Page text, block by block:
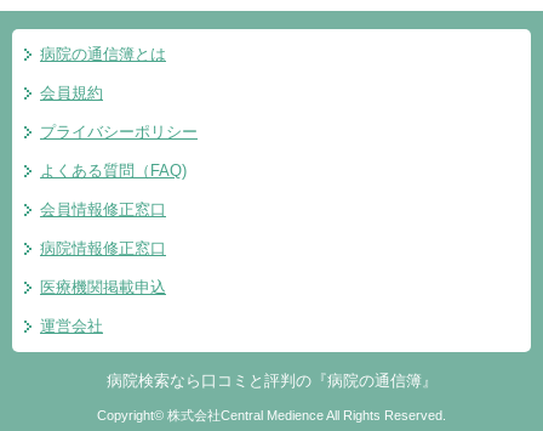
病院の通信簿とは
会員規約
プライバシーポリシー
よくある質問（FAQ)
会員情報修正窓口
病院情報修正窓口
医療機関掲載申込
運営会社
病院検索なら口コミと評判の『病院の通信簿』
Copyright© 株式会社Central Medience All Rights Reserved.